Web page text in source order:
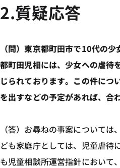
2.質疑応答
（問）東京都町田市で10代の
都町田児相には、少女への虐待
じられております。この件に
を出すなどの予定があれば、合
（答）お尋ねの事案について
ども家庭庁としては、児童虐待
も児童相談所運営指針において